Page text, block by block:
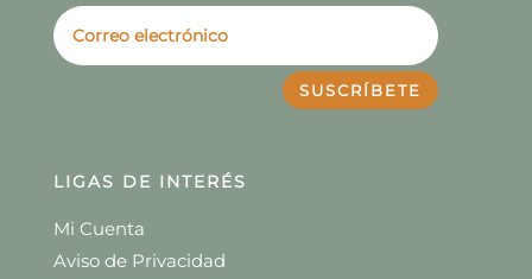
SUSCRÍBETE
LIGAS DE INTERÉS
Mi Cuenta
Aviso de Privacidad